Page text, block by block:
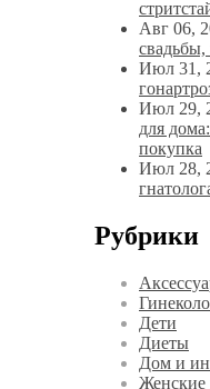
Авг 06,
Июл 31,
Июл 29,
для
покупка
Июл 28,
Рубрики
Дети
Диеты
Дом и
Женские